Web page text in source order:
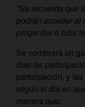
*Se recuerda que
podrán acceder al
progenitor o tutor
Se nombrará un
días de
participación, y
según el día en
manera que: